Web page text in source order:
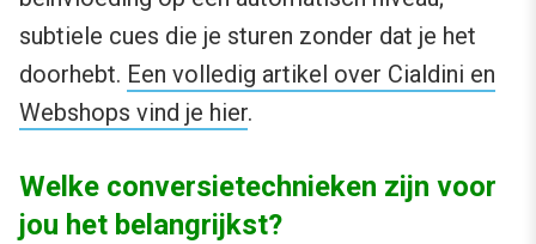
subtiele cues die je sturen zonder dat je het
doorhebt. Een volledig artikel over Cialdini en
Webshops vind je hier.
Welke conversietechnieken zijn voor
jou het belangrijkst?